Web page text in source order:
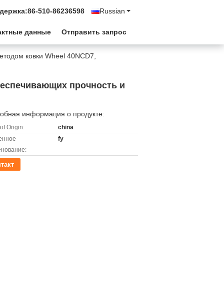
Russian
86-510-86236598
данные Отправить запрос
ковки Wheel 40NCD7,
прочность и
информация о продукте:
Origin:
china
fy